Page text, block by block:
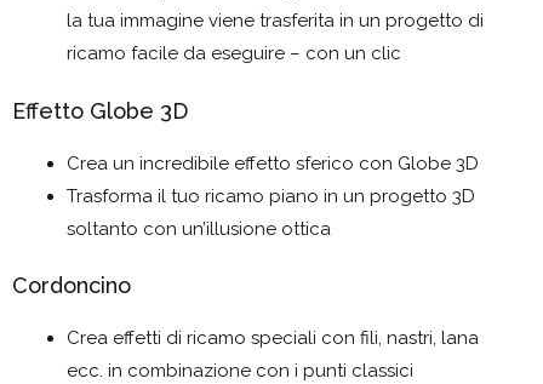
la tua immagine viene trasferita in un progetto di
ricamo facile da eseguire – con un clic
Effetto Globe 3D
Crea un incredibile effetto sferico con Globe 3D
Trasforma il tuo ricamo piano in un progetto 3D
soltanto con un’illusione ottica
Cordoncino
Crea effetti di ricamo speciali con fili, nastri, lana
ecc. in combinazione con i punti classici